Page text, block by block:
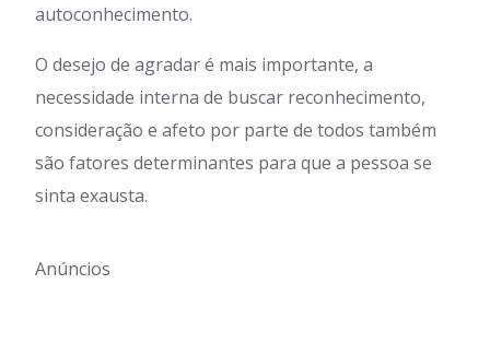
autoconhecimento.
O desejo de agradar é mais importante, a
necessidade interna de buscar reconhecimento,
consideração e afeto por parte de todos também
são fatores determinantes para que a pessoa se
sinta exausta.
Anúncios